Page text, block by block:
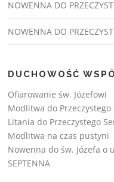
NOWENNA DO
NOWENNA DO
DUCHOWOŚĆ
Ofiarowanie św. Józefowi
Modlitwa do Przeczystego
Litania do Przeczystego
Modlitwa na czas pustyni
Nowenna do św. Józefa
SEPTENNA